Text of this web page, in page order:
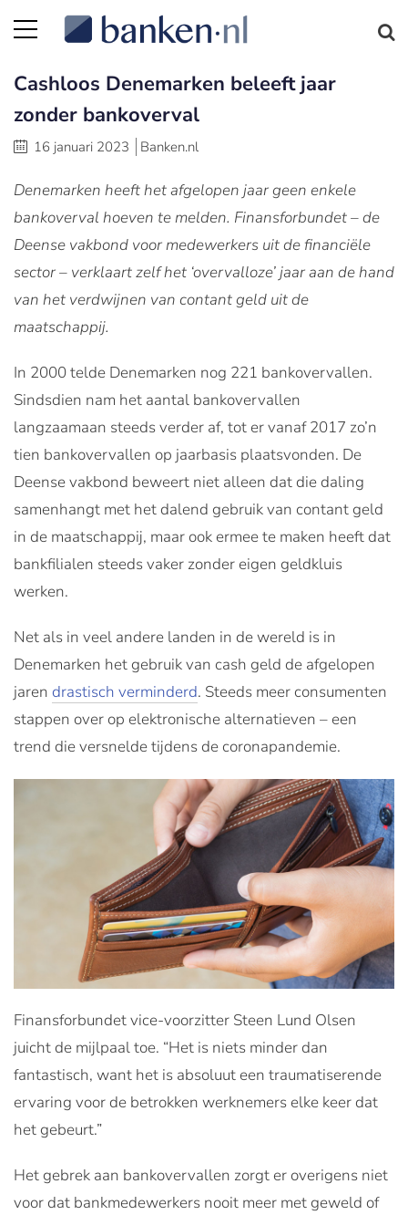
Cashloos Denemarken beleeft jaar
zonder bankoverval
16 januari 2023 Banken.nl
Denemarken heeft het afgelopen jaar geen enkele
bankoverval hoeven te melden. Finansforbundet – de
Deense vakbond voor medewerkers uit de financiële
sector – verklaart zelf het ‘overvalloze’ jaar aan de hand
van het verdwijnen van contant geld uit de
maatschappij.
In 2000 telde Denemarken nog 221 bankovervallen.
Sindsdien nam het aantal bankovervallen
langzaamaan steeds verder af, tot er vanaf 2017 zo’n
tien bankovervallen op jaarbasis plaatsvonden. De
Deense vakbond beweert niet alleen dat die daling
samenhangt met het dalend gebruik van contant geld
in de maatschappij, maar ook ermee te maken heeft dat
bankfilialen steeds vaker zonder eigen geldkluis
werken.
Net als in veel andere landen in de wereld is in
Denemarken het gebruik van cash geld de afgelopen
jaren drastisch verminderd. Steeds meer consumenten
stappen over op elektronische alternatieven – een
trend die versnelde tijdens de coronapandemie.
Finansforbundet vice-voorzitter Steen Lund Olsen
juicht de mijlpaal toe. “Het is niets minder dan
fantastisch, want het is absoluut een traumatiserende
ervaring voor de betrokken werknemers elke keer dat
het gebeurt.”
Het gebrek aan bankovervallen zorgt er overigens niet
voor dat bankmedewerkers nooit meer met geweld of